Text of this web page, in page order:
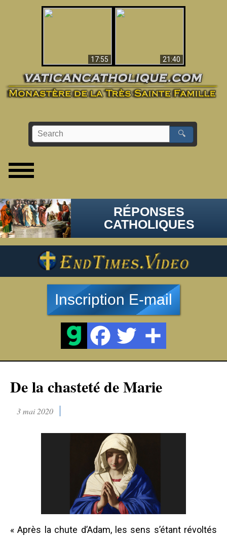
17:55
21:40
🔍
RÉPONSES
CATHOLIQUES
Inscription E-mail
De la chasteté de Marie
3 mai 2020
« Après la chute d’Adam, les sens s’étant révoltés